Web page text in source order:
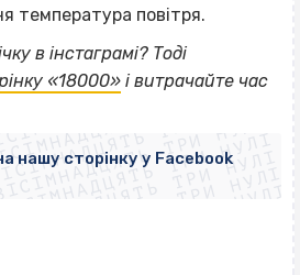
температура повітря.
в інстаграмі? Тоді
«18000» і витрачайте час
ТРИ НУЛІ
ТРИ НУЛІ
ТРИ НУЛІ
ТРИ НУЛІ
ТРИ НУЛІ
ВІСІМНАДЦЯТЬ ТРИ НУЛІ
ВІСІМНАДЦЯТЬ ТРИ НУЛІ
ВІСІМНАДЦЯТЬ ТРИ НУЛІ
нашу сторінку у Facebook